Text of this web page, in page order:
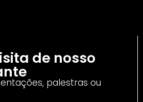
de nosso
palestras ou